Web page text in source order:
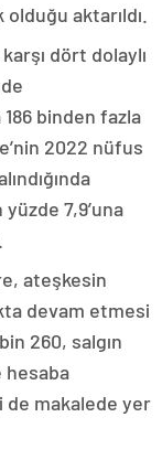
aktarıldı.
dört dolaylı
186 binden fazla
2022 nüfus
7,9’una
ateşkesin
devam etmesi
260, salgın
hesaba
de makalede yer